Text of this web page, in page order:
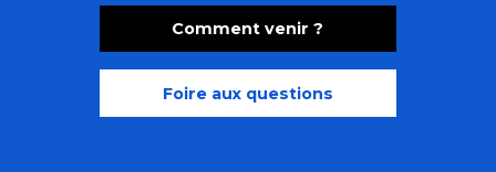
Comment venir ?
Foire aux questions